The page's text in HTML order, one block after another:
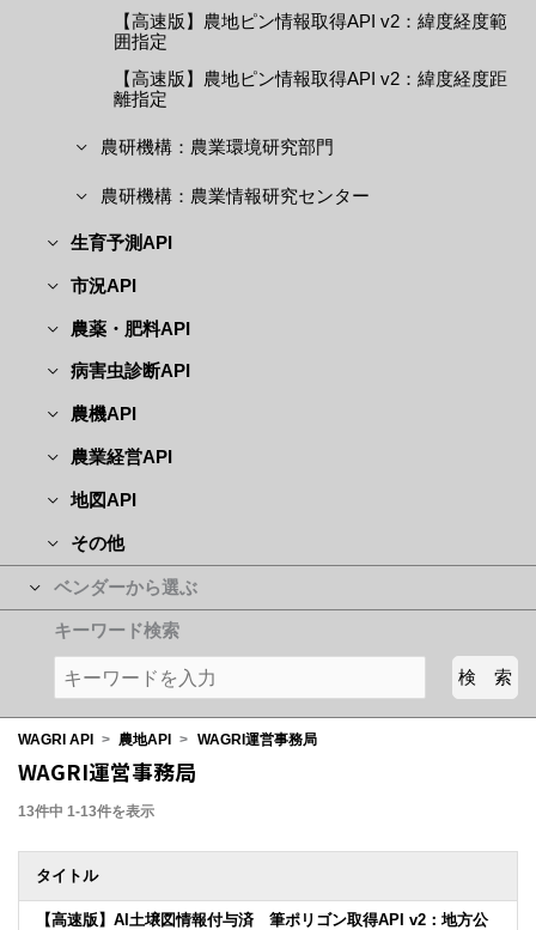
【高速版】農地ピン情報取得API v2：緯度経度範
囲指定
【高速版】農地ピン情報取得API v2：緯度経度距
離指定
農研機構：農業環境研究部門
農研機構：農業情報研究センター
生育予測API
市況API
農薬・肥料API
病害虫診断API
農機API
農業経営API
地図API
その他
ベンダーから選ぶ
キーワード検索
WAGRI API > 農地API > WAGRI運営事務局
WAGRI運営事務局
13件中 1-13件を表示
タイトル
【高速版】AI土壌図情報付与済 筆ポリゴン取得API v2：地方公